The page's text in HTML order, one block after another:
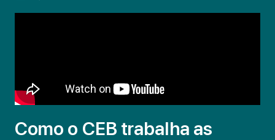
Como o CEB trabalha as